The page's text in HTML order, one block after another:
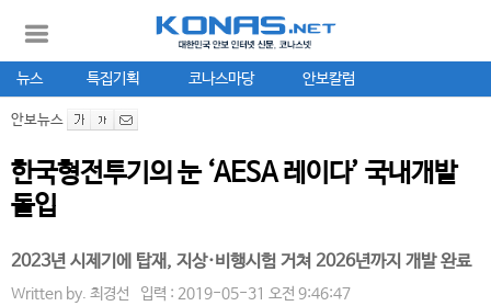
뉴스 특집기획 코나스마당 안보칼럼
안보뉴스
한국형전투기의 눈 ‘AESA 레이다’ 국내개발
돌입
2023년 시제기에 탑재, 지상·비행시험 거쳐 2026년까지 개발 완료
Written by. 최경선 입력 : 2019-05-31 오전 9:46:47